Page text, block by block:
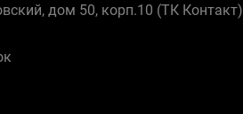
дом 50, корп.10 (ТК Контакт)